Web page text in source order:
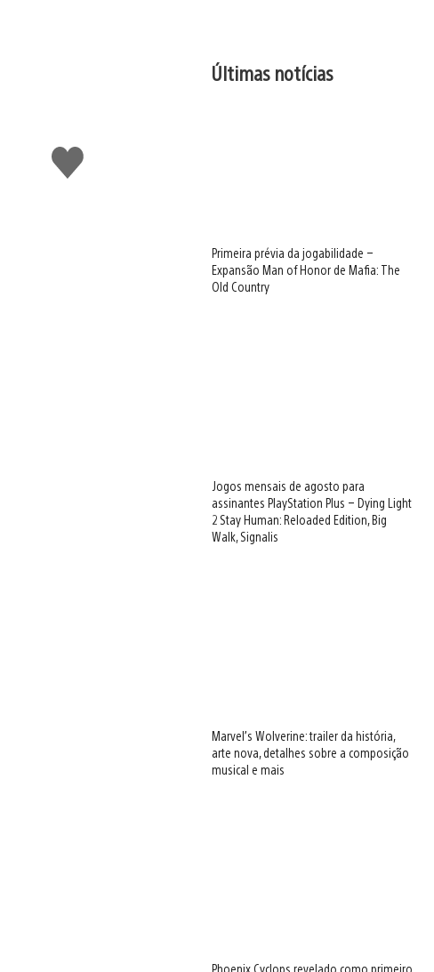
Curtir
Últimas notícias
Primeira prévia da jogabilidade –
Expansão Man of Honor de Mafia: The
Old Country
Jogos mensais de agosto para
assinantes PlayStation Plus – Dying Light
2 Stay Human: Reloaded Edition, Big
Walk, Signalis
Marvel’s Wolverine: trailer da história,
arte nova, detalhes sobre a composição
musical e mais
Phoenix Cyclops revelado como primeiro